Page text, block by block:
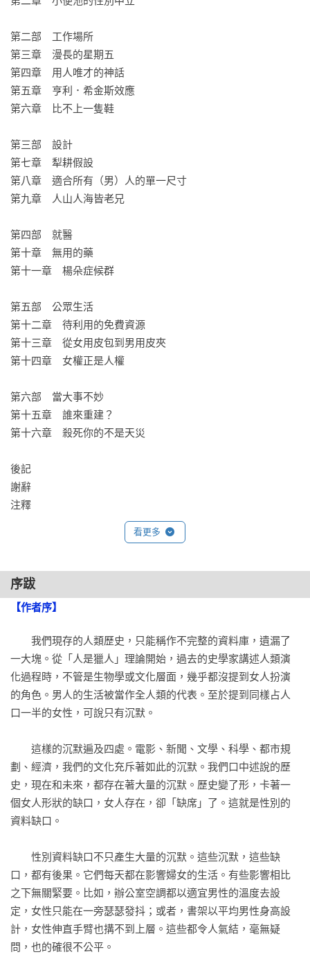
第二部　工作場所
第三章　漫長的星期五
第四章　用人唯才的神話
第五章　亨利．希金斯效應
第六章　比不上一隻鞋
第三部　設計
第七章　犁耕假設
第八章　適合所有（男）人的單一尺寸
第九章　人山人海皆老兄
第四部　就醫
第十章　無用的藥
第十一章　楊朵症候群
第五部　公眾生活
第十二章　待利用的免費資源
第十三章　從女用皮包到男用皮夾
第十四章　女權正是人權
第六部　當大事不妙
第十五章　誰來重建？
第十六章　殺死你的不是天災
後記
謝辭
注釋
看更多
序跋
【作者序】
我們現存的人類歷史，只能稱作不完整的資料庫，遺漏了
一大塊。從「人是獵人」理論開始，過去的史學家講述人類演
化過程時，不管是生物學或文化層面，幾乎都沒提到女人扮演
的角色。男人的生活被當作全人類的代表。至於提到同樣占人
口一半的女性，可說只有沉默。
這樣的沉默遍及四處。電影、新聞、文學、科學、都市規
劃、經濟，我們的文化充斥著如此的沉默。我們口中述說的歷
史，現在和未來，都存在著大量的沉默。歷史變了形，卡著一
個女人形狀的缺口，女人存在，卻「缺席」了。這就是性別的
資料缺口。
性別資料缺口不只產生大量的沉默。這些沉默，這些缺
口，都有後果。它們每天都在影響婦女的生活。有些影響相比
之下無關緊要。比如，辦公室空調都以適宜男性的溫度去設
定，女性只能在一旁瑟瑟發抖；或者，書架以平均男性身高設
計，女性伸直手臂也搆不到上層。這些都令人氣結，毫無疑
問，也的確很不公平。